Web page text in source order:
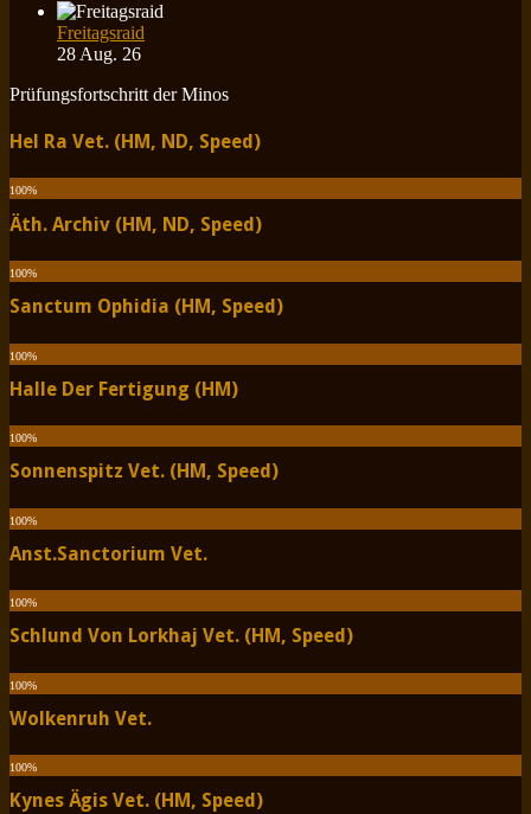
Freitagsraid
28 Aug. 26
Prüfungsfortschritt der Minos
Hel Ra Vet. (HM, ND, Speed)
100%
Äth. Archiv (HM, ND, Speed)
100%
Sanctum Ophidia (HM, Speed)
100%
Halle Der Fertigung (HM)
100%
Sonnenspitz Vet. (HM, Speed)
100%
Anst.Sanctorium Vet.
100%
Schlund Von Lorkhaj Vet. (HM, Speed)
100%
Wolkenruh Vet.
100%
Kynes Ägis Vet. (HM, Speed)